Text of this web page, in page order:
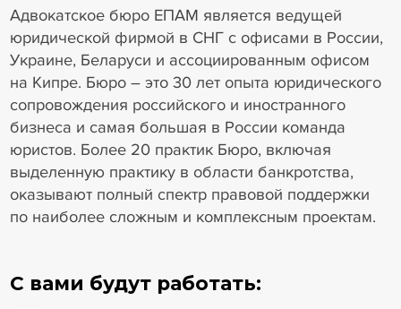
Адвокатское бюро ЕПАМ является ведущей
юридической фирмой в СНГ с офисами в России,
Украине, Беларуси и ассоциированным офисом
на Кипре. Бюро – это 30 лет опыта юридического
сопровождения российского и иностранного
бизнеса и самая большая в России команда
юристов. Более 20 практик Бюро, включая
выделенную практику в области банкротства,
оказывают полный спектр правовой поддержки
по наиболее сложным и комплексным проектам.
С вами будут работать: